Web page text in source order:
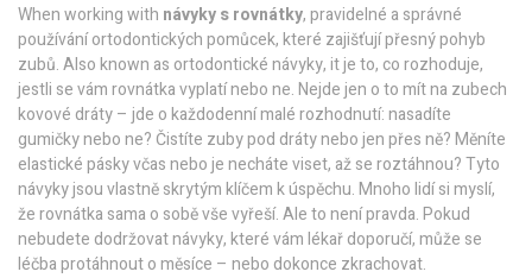
When working with návyky s rovnátky,pravidelné a správné
používání ortodontických pomůcek, které zajišťují přesný pohyb
zubů. Also known as ortodontické návyky, itje to, co rozhoduje,
jestli se vám rovnátka vyplatí nebo ne.Nejde jen o to mít na zubech
kovové dráty – jde o každodenní malé rozhodnutí: nasadíte
gumičky nebo ne? Čistíte zuby pod dráty nebo jen přes ně? Měníte
elastické pásky včas nebo je necháte viset, až se roztáhnou? Tyto
návyky jsou vlastně skrytým klíčem k úspěchu. Mnoho lidí si myslí,
že rovnátka sama o sobě vše vyřeší. Ale to není pravda. Pokud
nebudete dodržovat návyky, které vám lékař doporučí, může se
léčba protáhnout o měsíce – nebo dokonce zkrachovat.